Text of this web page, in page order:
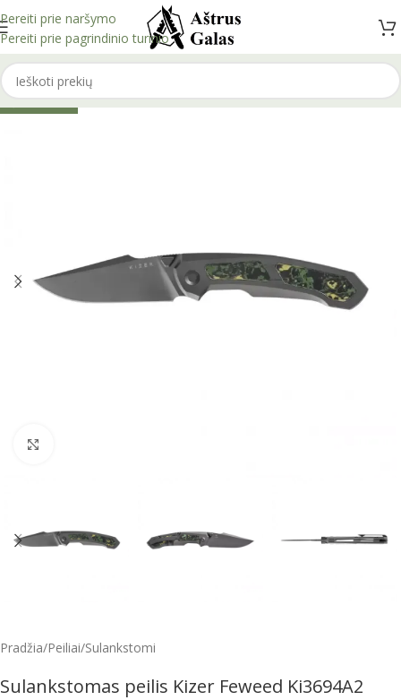
Pereiti prie naršymo
Pereiti prie pagrindinio turinio
Pradžia/Peiliai/Sulankstomi
Sulankstomas peilis Kizer Feweed Ki3694A2